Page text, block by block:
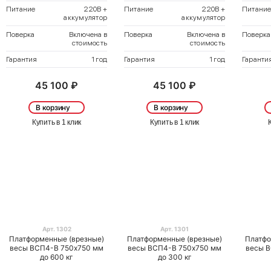
Питание
220В +
аккумулятор
Поверка
Включена в
стоимость
Гарантия
1 год
45 100 ₽
В корзину
Купить в 1 клик
Питание
220В +
аккумулятор
Поверка
Включена в
стоимость
Гарантия
1 год
45 100 ₽
В корзину
Купить в 1 клик
Питание
Поверка
Арт. 1302
Платформенные (врезные)
весы ВСП4-В 750х750 мм
до 600 кг
Арт. 1301
Платформенные (врезные)
весы ВСП4-В 750х750 мм
до 300 кг
весы